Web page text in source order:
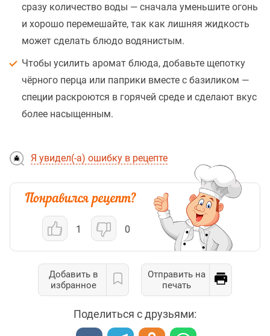
сразу количество воды — сначала уменьшите огонь
и хорошо перемешайте, так как лишняя жидкость
может сделать блюдо водянистым.
Чтобы усилить аромат блюда, добавьте щепотку
чёрного перца или паприки вместе с базиликом —
специи раскроются в горячей среде и сделают вкус
более насыщенным.
Я увидел(-а) ошибку в рецепте
1 0
Добавить в
избранное
Отправить на
печать
Поделиться с друзьями: